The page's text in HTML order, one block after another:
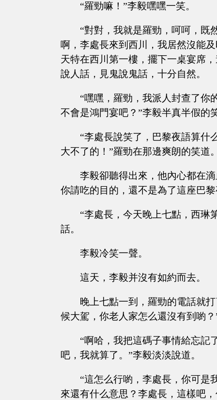
“羅勁嘛！”李毅嘿嘿一笑。
“對對，我就是羅勁，呵呵，既
啊，李處長來到西川，我居然沒能
天特在西川第一樓，擺下一桌宴席
說人話，見鬼說鬼話，十分自然。
“嘿嘿，羅勁，我派人封查了你
不會是鴻門宴吧？”李毅半真半假的
“李處長說笑了，巴黎夜語算什
大不了的！”羅勁在那邊爽朗的笑道
李毅卻聽得出來，他內心都在
你請吃的目的，還不是為了這座巴
“李處長，今天晚上七點，西琳
話。
李毅冷笑一聲。
這天，李毅并沒有如約而去。
晚上七點一到，羅勁的電話就
候大駕，你老人家怎么還沒有到喲？
“啊哈，我把這碼子事情給忘記
吧，我就算了。”李毅淡淡說道。
“這怎么行喲，李處長，你可是
來還有什么意思？李處長，這樣吧